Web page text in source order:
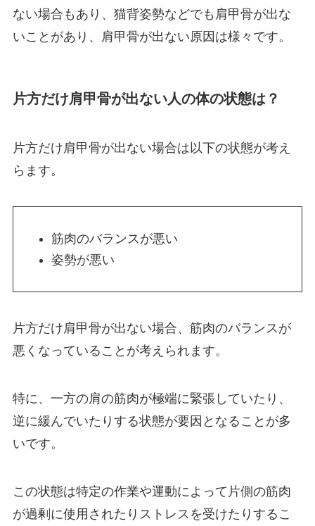
ない場合もあり、猫背姿勢などでも肩甲骨が出な
いことがあり、肩甲骨が出ない原因は様々です。
片方だけ肩甲骨が出ない人の体の状態は？
片方だけ肩甲骨が出ない場合は以下の状態が考え
らます。
筋肉のバランスが悪い
姿勢が悪い
片方だけ肩甲骨が出ない場合、筋肉のバランスが
悪くなっていることが考えられます。
特に、一方の肩の筋肉が極端に緊張していたり、
逆に緩んでいたりする状態が要因となることが多
いです。
この状態は特定の作業や運動によって片側の筋肉
が過剰に使用されたりストレスを受けたりするこ